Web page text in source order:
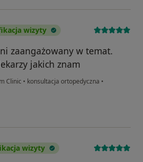
wizyty
zaangażowany w temat.
jakich znam
Clinic • konsultacja ortopedyczna •
wizyty